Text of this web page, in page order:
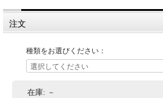
注文
種類をお選びください：
在庫: －